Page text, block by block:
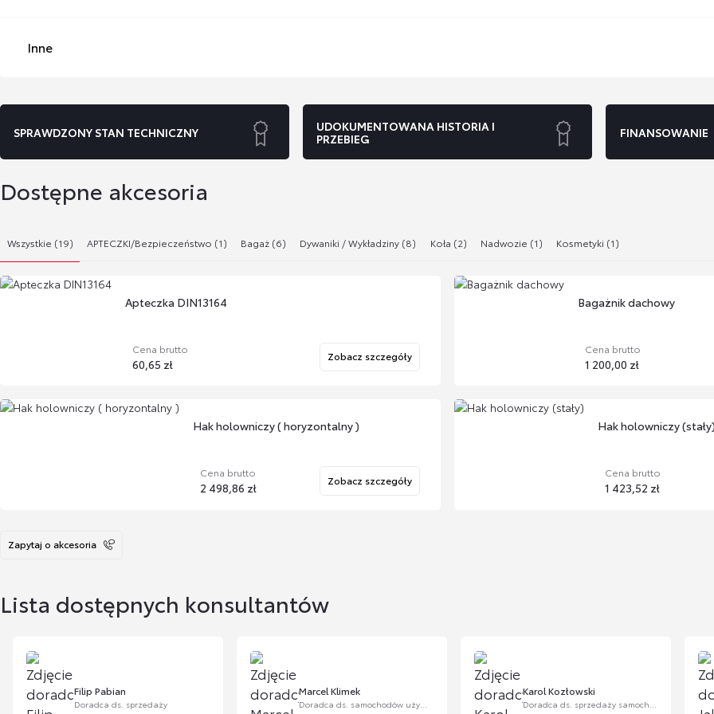
Inne
SPRAWDZONY STAN TECHNICZNY
UDOKUMENTOWANA HISTORIA I
PRZEBIEG
FINANSOWANIE
Dostępne akcesoria
Wszystkie (19) APTECZKI/Bezpieczeństwo (1) Bagaż (6) Dywaniki / Wykładziny (8) Koła (2) Nadwozie (1) Kosmetyki (1)
Apteczka DIN13164
Cena brutto
60,65 zł
Zobacz szczegóły
Bagażnik dachowy
Cena brutto
1 200,00 zł
Hak holowniczy ( horyzontalny )
Cena brutto
2 498,86 zł
Zobacz szczegóły
Hak holowniczy (stały)
Cena brutto
1 423,52 zł
zł
Zapytaj o akcesoria
Lista dostępnych konsultantów
Filip Pabian
Doradca ds. sprzedaży
Marcel Klimek
Doradca ds. samochodów używanych
Karol Kozłowski
Doradca ds. sprzedaży samochodów używanych